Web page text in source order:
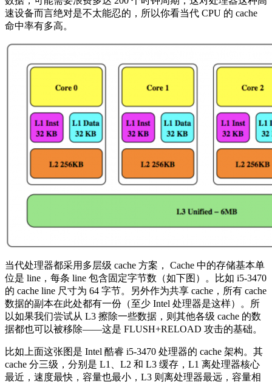
速设备而言绝对是不太能忍的，所以你看当代 CPU 的 cache
命中率有多高。
当代处理器都采用多层级 cache 方案， Cache 中的存储基本单
位是 line，每条 line 包含固定字节数（如下图）。比如 i5-3470
的 cache line 尺寸为 64 字节。另外作为共享 cache，所有 cache
数据的副本在此处都有一份（至少 Intel 处理器是这样）。所
以如果我们尝试从 L3 擦除一些数据，则其他各级 cache 的数
据都也可以被移除——这是 FLUSH+RELOAD 攻击的基础。
比如上面这张图是 Intel 酷睿 i5-3470 处理器的 cache 架构。其
cache 分三级，分别是 L1、L2 和 L3 缓存，L1 离处理器核心
最近，速度最快，容量也最小，L3 则离处理器最远，容量相